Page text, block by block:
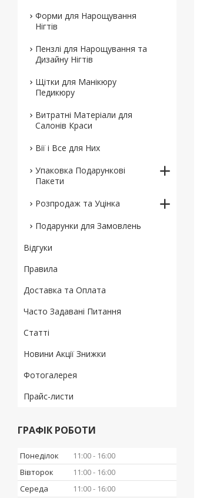
Форми для Нарощування
Нігтів
Пензлі для Нарощування та
Дизайну Нігтів
Щітки для Манікюру
Педикюру
Витратні Матеріали для
Салонів Краси
Вії і Все для Них
Упаковка Подарункові
Пакети
Розпродаж та Уцінка
Подарунки для Замовлень
Відгуки
Правила
Доставка та Оплата
Часто Задавані Питання
Статті
Новини Акції Знижки
Фотогалерея
Прайс-листи
ГРАФІК РОБОТИ
Понеділок 11:00
16:00
Вівторок
11:00
16:00
Середа
11:00
16:00